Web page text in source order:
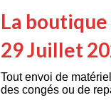
La
29 Juillet
Tout envoi de
des congés ou de